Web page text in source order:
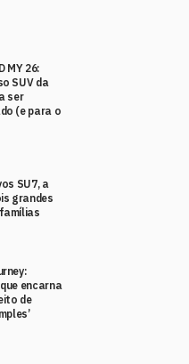
MY 26:
SUV da
ser
(e para o
SU7, a
grandes
encarna
de